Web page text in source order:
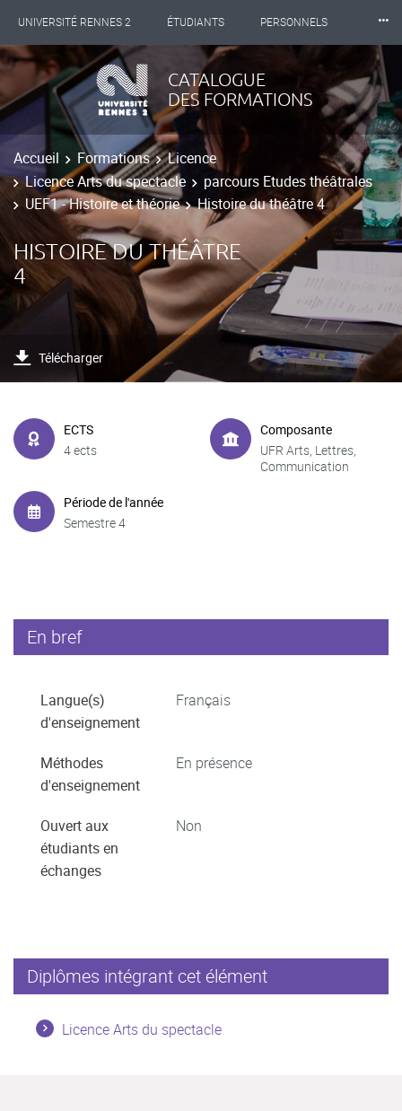
UNIVERSITÉ RENNES 2 ÉTUDIANTS PERSONNELS
INTERNATIONAL PROFESSIONNELS BIBLIOTHÈQUES
LES NOUVELLES DE RENNES 2
⸱⸱⸱
CATALOGUE
DES FORMATIONS
Accueil Formations
Licence
Licence Arts du spectacle
parcours Etudes théâtrales
UEF1 - Histoire et théorie
Histoire du théâtre 4
HISTOIRE DU THÉÂTRE
4
Télécharger
ECTS
4 ects
Composante
UFR Arts, Lettres,
Communication
Période de l'année
Semestre 4
En bref
Langue(s)
d'enseignement
Français
Méthodes
d'enseignement
En présence
Ouvert aux
étudiants en
échanges
Non
Diplômes intégrant cet élément
Licence Arts du spectacle